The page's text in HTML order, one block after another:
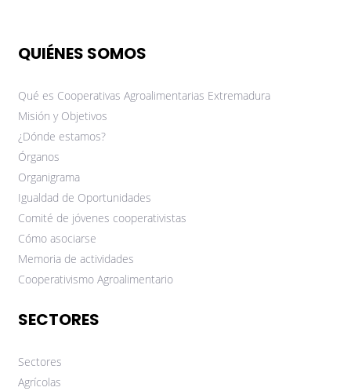
QUIÉNES SOMOS
Qué es Cooperativas Agroalimentarias Extremadura
Misión y Objetivos
¿Dónde estamos?
Órganos
Organigrama
Igualdad de Oportunidades
Comité de jóvenes cooperativistas
Cómo asociarse
Memoria de actividades
Cooperativismo Agroalimentario
SECTORES
Sectores
Agrícolas